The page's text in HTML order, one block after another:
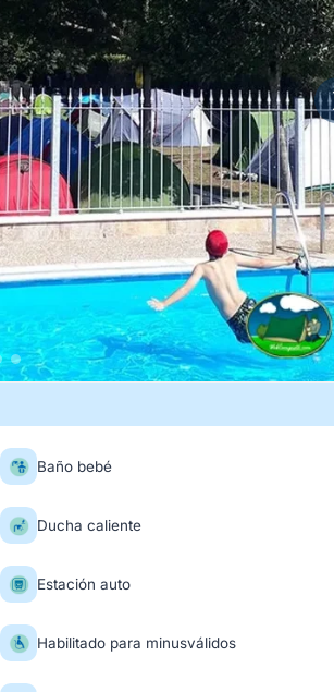
Baño bebé
Ducha caliente
Estación auto
Habilitado para minusválidos